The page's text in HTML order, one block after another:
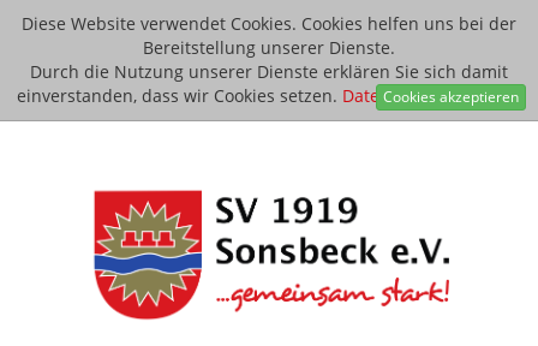
Diese Website verwendet Cookies. Cookies helfen uns bei der
Bereitstellung unserer Dienste.
Durch die Nutzung unserer Dienste erklären Sie sich damit
einverstanden, dass wir Cookies setzen. Datenschutzerklärung
Cookies akzeptieren